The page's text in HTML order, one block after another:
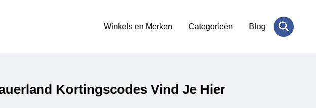
Winkels en Merken Categorieën Blog
Kortingscodes Vind Je Hier